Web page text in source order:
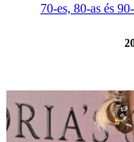
70-es, 80-as és